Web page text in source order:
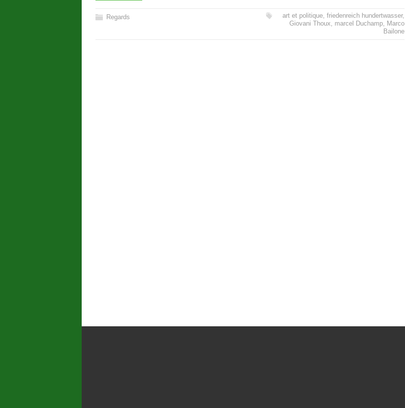
Regards art et politique, friedenreich hundertwasser,
Giovani Thoux, marcel Duchamp, Marco
Bailone